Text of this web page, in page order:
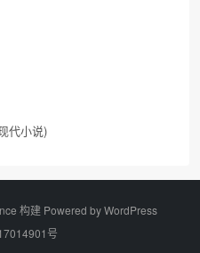
代小说)
构建 Powered byWordPress
号